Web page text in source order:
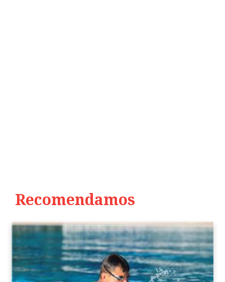
Recomendamos